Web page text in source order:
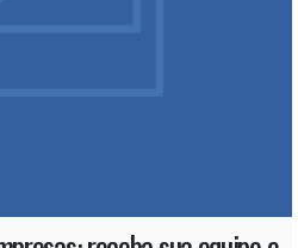
mais praticidade